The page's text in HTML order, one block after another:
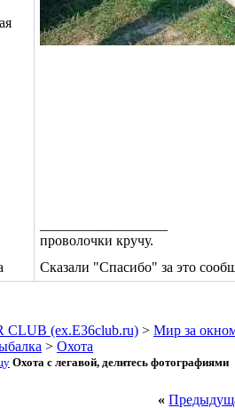
проволочки кручу.
Сказали "Спасибо" за это
CLUB (ex.E36club.ru) > Мир за
> Охота
Охота с легавой, делитесь фотографиями
«